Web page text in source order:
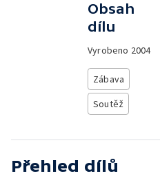
Obsah
dílu
Vyrobeno 2004
Zábava
Soutěž
Přehled dílů